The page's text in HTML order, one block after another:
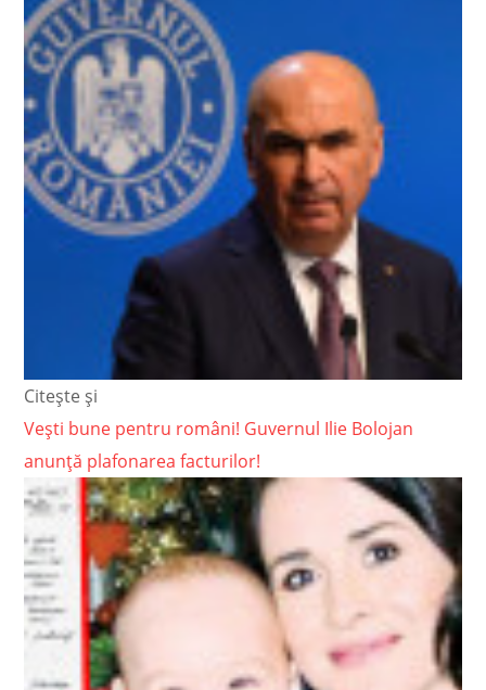
Citește și
Vești bune pentru români! Guvernul Ilie Bolojan
anunță plafonarea facturilor!